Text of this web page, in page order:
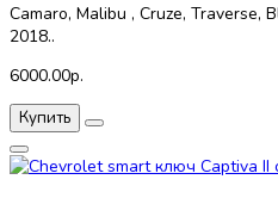
Camaro, Malibu , Cruze, Traverse,
2018..
6000.00р.
Купить